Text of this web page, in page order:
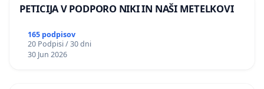
PETICIJA V PODPORO NIKI IN NAŠI METELKOVI
165 podpisov
20 Podpisi / 30 dni
30 Jun 2026